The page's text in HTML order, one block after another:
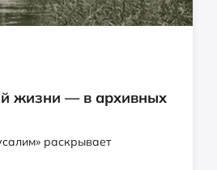
жизни — в архивных
раскрывает